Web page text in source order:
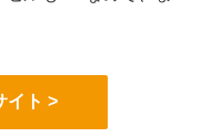
イト >